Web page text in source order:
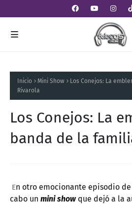
Inicio Mini Show
Los Conejos: La
Rivarola
Los Conejos: La
banda de la
En otro emocionante episodio de
cabo un mini showque dejó a la